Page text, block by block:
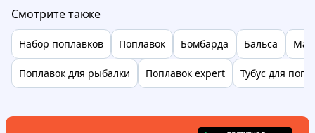
Смотрите также
Набор поплавков Поплавок Бомбарда Бальса
Поплавок для рыбалки Поплавок expert Тубус для